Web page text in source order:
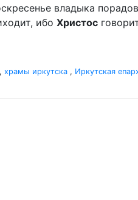
владыка
ибо Христос
, храмы иркутска , Иркутская